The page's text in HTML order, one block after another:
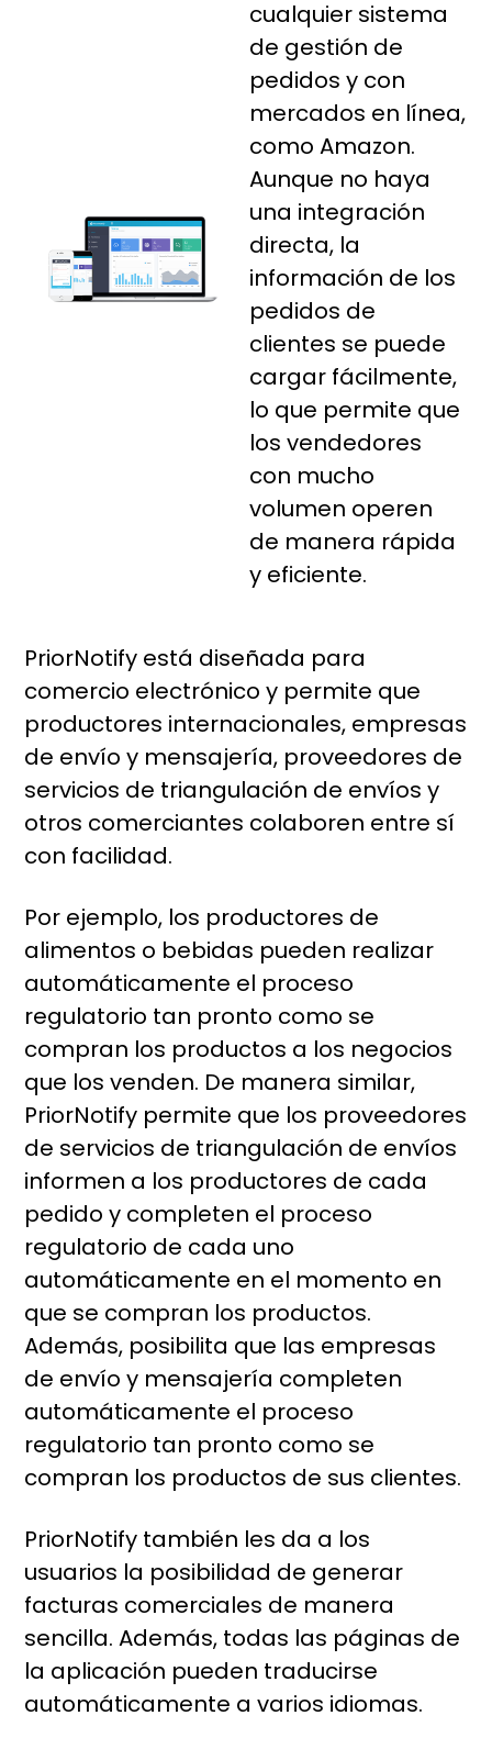
cualquier sistema
de gestión de
pedidos y con
mercados en línea,
como Amazon.
Aunque no haya
una integración
directa, la
información de los
pedidos de
clientes se puede
cargar fácilmente,
lo que permite que
los vendedores
con mucho
volumen operen
de manera rápida
y eficiente.
PriorNotify está diseñada para
comercio electrónico y permite que
productores internacionales, empresas
de envío y mensajería, proveedores de
servicios de triangulación de envíos y
otros comerciantes colaboren entre sí
con facilidad.
Por ejemplo, los productores de
alimentos o bebidas pueden realizar
automáticamente el proceso
regulatorio tan pronto como se
compran los productos a los negocios
que los venden. De manera similar,
PriorNotify permite que los proveedores
de servicios de triangulación de envíos
informen a los productores de cada
pedido y completen el proceso
regulatorio de cada uno
automáticamente en el momento en
que se compran los productos.
Además, posibilita que las empresas
de envío y mensajería completen
automáticamente el proceso
regulatorio tan pronto como se
compran los productos de sus clientes.
PriorNotify también les da a los
usuarios la posibilidad de generar
facturas comerciales de manera
sencilla. Además, todas las páginas de
la aplicación pueden traducirse
automáticamente a varios idiomas.